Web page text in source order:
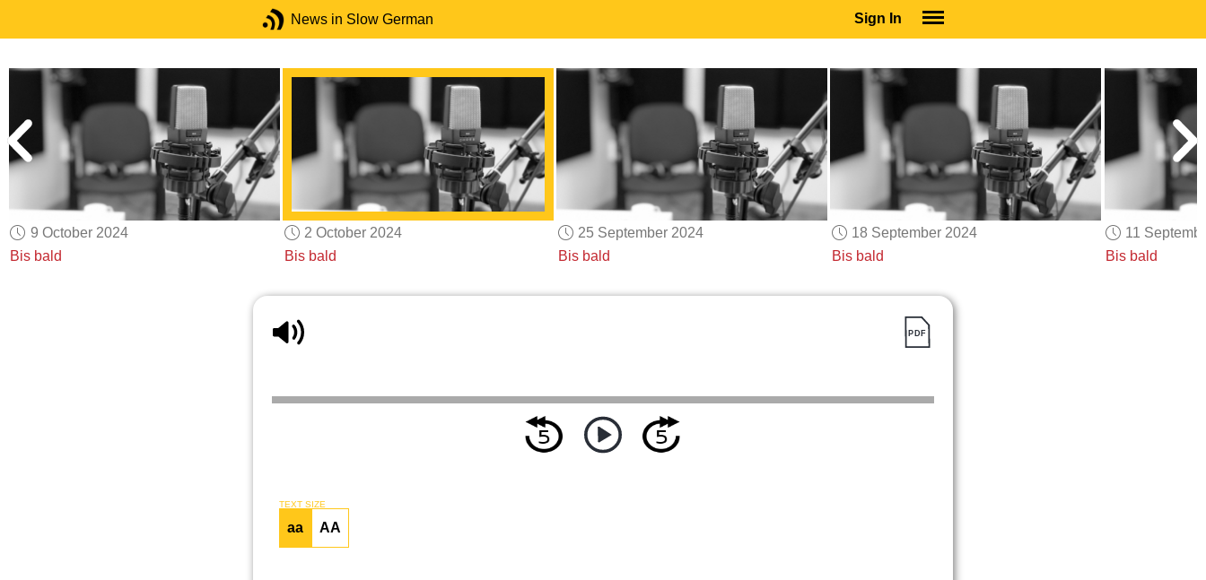
News in Slow German Sign In
SUBSCRIBE
EDUCATIONAL LICENSES
GIFT CARDS
OTHER LANGUAGES
ABOUT US
ALEXA
ADJUST COLORS
9 October 2024
Bis bald
2 October 2024
Bis bald
25 September 2024
Bis bald
18 September 2024
Bis bald
11
Bis bald
TEXT SIZE
aa AA